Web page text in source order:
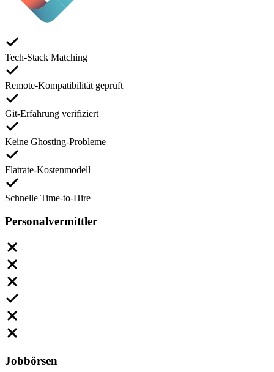
Tech-Stack Matching
Remote-Kompatibilität geprüft
Git-Erfahrung verifiziert
Keine Ghosting-Probleme
Flatrate-Kostenmodell
Schnelle Time-to-Hire
Personalvermittler
Jobbörsen